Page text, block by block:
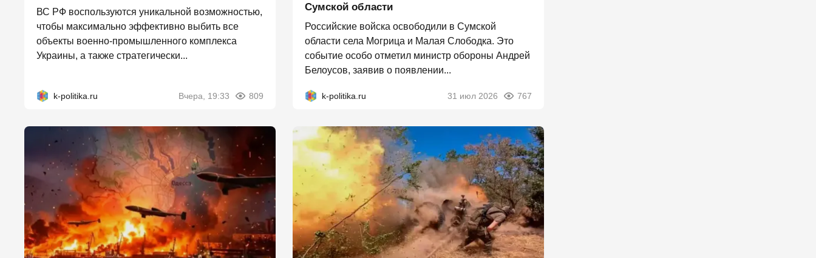
ВС РФ воспользуются уникальной возможностью,
чтобы максимально эффективно выбить все
объекты военно-промышленного комплекса
Украины, а также стратегически...
k-politika.ru Вчера, 19:33 809
Сумской области
Российские войска освободили в Сумской
области села Могрица и Малая Слободка. Это
событие особо отметил министр обороны Андрей
Белоусов, заявив о появлении...
k-politika.ru 31 июл 2026 767